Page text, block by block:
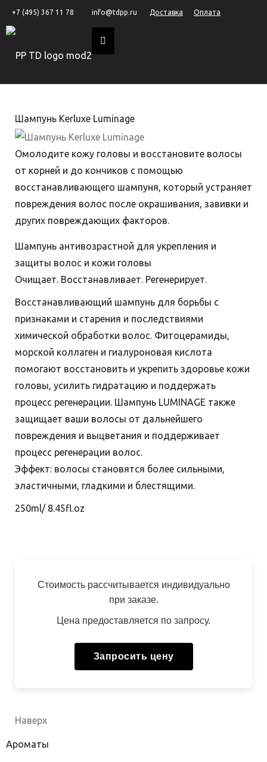
+7 (495) 367 11 78 info@tdpp.ru Доставка Оплата
Шампунь Kerluxe Luminage
Омолодите кожу головы и восстановите волосы
от корней и до кончиков с помощью
восстанавливающего шампуня, который устраняет
повреждения волос после окрашивания, завивки и
других повреждающих факторов.
Шампунь антивозрастной для укрепления и
защиты волос и кожи головы
Очищает. Восстанавливает. Регенерирует.
Восстанавливающий шампунь для борьбы с
признаками и старения и последствиями
химической обработки волос. Фитоцерамиды,
морской коллаген и гиалуроновая кислота
помогают восстановить и укрепить здоровье кожи
головы, усилить гидратацию и поддержать
процесс регенерации. Шампунь LUMINAGE также
защищает ваши волосы от дальнейшего
повреждения и выцветания и поддерживает
процесс регенерации волос.
Эффект: волосы становятся более сильными,
эластичными, гладкими и блестящими.
250ml/ 8.45fl.oz
Стоимость рассчитывается индивидуально
при заказе.
Цена предоставляется по запросу.
Запросить цену
Наверх
Ароматы